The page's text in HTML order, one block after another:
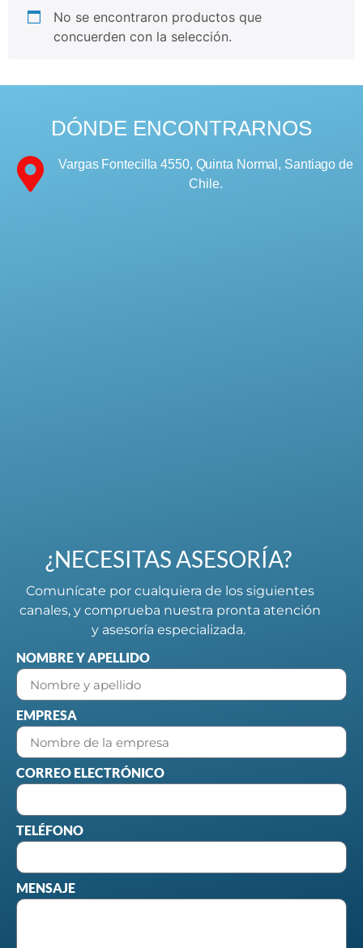
No se encontraron productos que
concuerden con la selección.
DÓNDE ENCONTRARNOS
Vargas Fontecilla 4550, Quinta Normal, Santiago de
Chile.
¿NECESITAS ASESORÍA?
Comunícate por cualquiera de los siguientes
canales, y comprueba nuestra pronta atención
y asesoría especializada.
NOMBRE Y APELLIDO
EMPRESA
CORREO ELECTRÓNICO
TELÉFONO
MENSAJE